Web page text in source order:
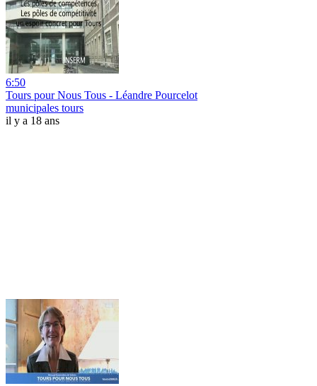
6:50
Tours pour Nous Tous - Léandre Pourcelot
municipales tours
il y a 18 ans